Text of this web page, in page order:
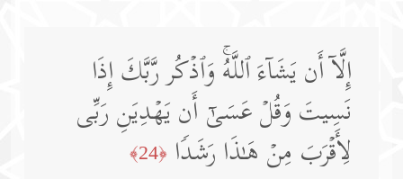
إِلَّاۤ أَن یَشَاۤءَ ٱللَّهُۚ وَٱذۡكُر رَّبَّكَ إِذَا
نَسِیتَ وَقُلۡ عَسَىٰۤ أَن یَهۡدِیَنِ رَبِّی
لِأَقۡرَبَ مِنۡ هَـٰذَا رَشَدࣰا ﴿24﴾